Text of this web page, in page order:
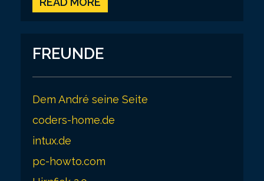
FREUNDE
Dem André seine Seite
coders-home.de
intux.de
pc-howto.com